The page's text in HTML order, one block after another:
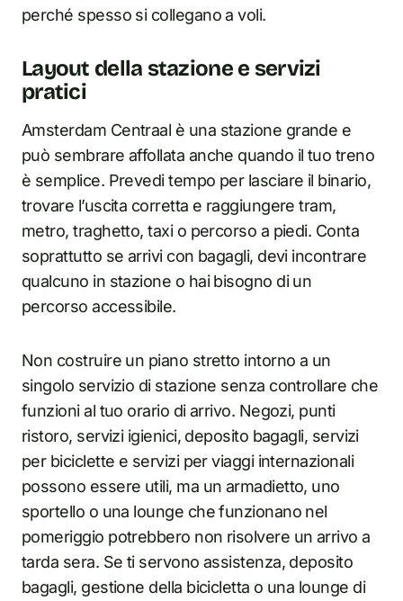
perché spesso si collegano a voli.
Layout della stazione e servizi
pratici
Amsterdam Centraal è una stazione grande e
può sembrare affollata anche quando il tuo treno
è semplice. Prevedi tempo per lasciare il binario,
trovare l’uscita corretta e raggiungere tram,
metro, traghetto, taxi o percorso a piedi. Conta
soprattutto se arrivi con bagagli, devi incontrare
qualcuno in stazione o hai bisogno di un
percorso accessibile.
Non costruire un piano stretto intorno a un
singolo servizio di stazione senza controllare che
funzioni al tuo orario di arrivo. Negozi, punti
ristoro, servizi igienici, deposito bagagli, servizi
per biciclette e servizi per viaggi internazionali
possono essere utili, ma un armadietto, uno
sportello o una lounge che funzionano nel
pomeriggio potrebbero non risolvere un arrivo a
tarda sera. Se ti servono assistenza, deposito
bagagli, gestione della bicicletta o una lounge di